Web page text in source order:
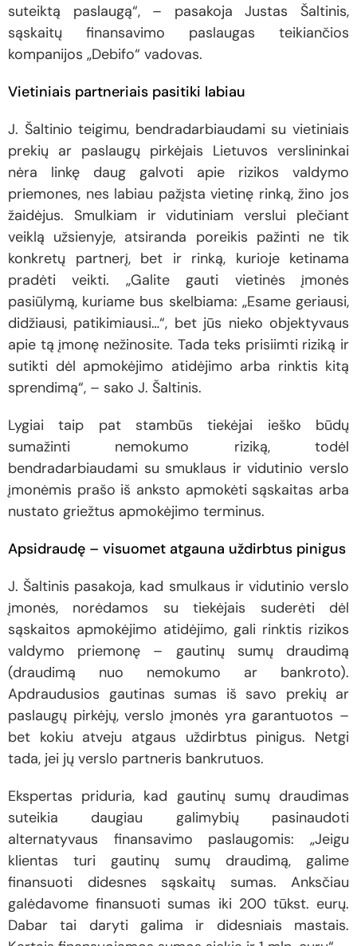
suteiktą paslaugą“, – pasakoja Justas Šaltinis,
sąskaitų finansavimo paslaugas teikiančios
kompanijos „Debifo“ vadovas.
Vietiniais partneriais pasitiki labiau
J. Šaltinio teigimu, bendradarbiaudami su vietiniais
prekių ar paslaugų pirkėjais Lietuvos verslininkai
nėra linkę daug galvoti apie rizikos valdymo
priemones, nes labiau pažįsta vietinę rinką, žino jos
žaidėjus. Smulkiam ir vidutiniam verslui plečiant
veiklą užsienyje, atsiranda poreikis pažinti ne tik
konkretų partnerį, bet ir rinką, kurioje ketinama
pradėti veikti. „Galite gauti vietinės įmonės
pasiūlymą, kuriame bus skelbiama: „Esame geriausi,
didžiausi, patikimiausi…“, bet jūs nieko objektyvaus
apie tą įmonę nežinosite. Tada teks prisiimti riziką ir
sutikti dėl apmokėjimo atidėjimo arba rinktis kitą
sprendimą“, – sako J. Šaltinis.
Lygiai taip pat stambūs tiekėjai ieško būdų
sumažinti nemokumo riziką, todėl
bendradarbiaudami su smuklaus ir vidutinio verslo
įmonėmis prašo iš anksto apmokėti sąskaitas arba
nustato griežtus apmokėjimo terminus.
Apsidraudę – visuomet atgauna uždirbtus pinigus
J. Šaltinis pasakoja, kad smulkaus ir vidutinio verslo
įmonės, norėdamos su tiekėjais suderėti dėl
sąskaitos apmokėjimo atidėjimo, gali rinktis rizikos
valdymo priemonę – gautinų sumų draudimą
(draudimą nuo nemokumo ar bankroto).
Apdraudusios gautinas sumas iš savo prekių ar
paslaugų pirkėjų, verslo įmonės yra garantuotos –
bet kokiu atveju atgaus uždirbtus pinigus. Netgi
tada, jei jų verslo partneris bankrutuos.
Ekspertas priduria, kad gautinų sumų draudimas
suteikia daugiau galimybių pasinaudoti
alternatyvaus finansavimo paslaugomis: „Jeigu
klientas turi gautinų sumų draudimą, galime
finansuoti didesnes sąskaitų sumas. Anksčiau
galėdavome finansuoti sumas iki 200 tūkst. eurų.
Dabar tai daryti galima ir didesniais mastais.